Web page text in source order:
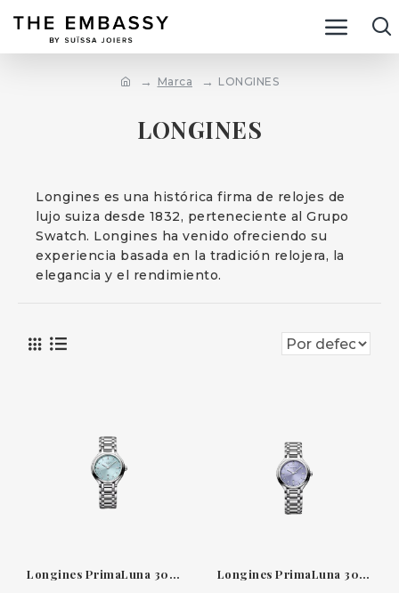
Marca LONGINES
LONGINES
Longines es una histórica firma de relojes de
lujo suiza desde 1832, perteneciente al Grupo
Swatch. Longines ha venido ofreciendo su
experiencia basada en la tradición relojera, la
elegancia y el rendimiento.
Longines PrimaLuna 30 mm — reloj de cuarzo azul mint sunray con diamantes Longines PrimaLuna 30 mm — reloj de cuarzo con esfera lavanda malva sunray